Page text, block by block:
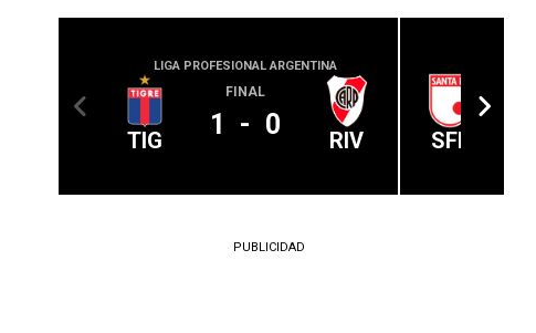
LIGA PROFESIONAL ARGENTINA
TIG
FINAL
1 - 0 RIV SFE
PUBLICIDAD